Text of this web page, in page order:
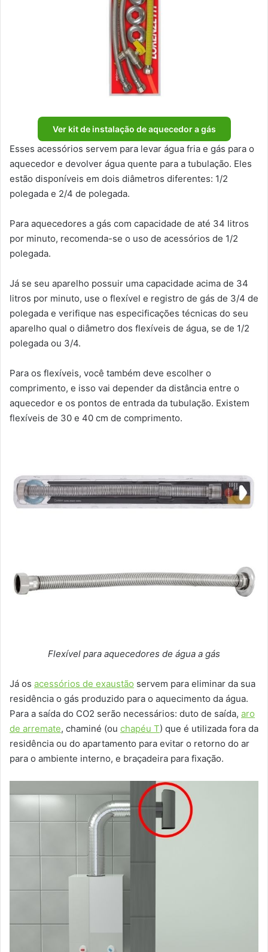
Ver kit de instalação de aquecedor a gás
Esses acessórios servem para levar água fria e gás para o
aquecedor e devolver água quente para a tubulação. Eles
estão disponíveis em dois diâmetros diferentes: 1/2
polegada e 2/4 de polegada.
Para aquecedores a gás com capacidade de até 34 litros
por minuto, recomenda-se o uso de acessórios de 1/2
polegada.
Já se seu aparelho possuir uma capacidade acima de 34
litros por minuto, use o flexível e registro de gás de 3/4 de
polegada e verifique nas especificações técnicas do seu
aparelho qual o diâmetro dos flexíveis de água, se de 1/2
polegada ou 3/4.
Para os flexíveis, você também deve escolher o
comprimento, e isso vai depender da distância entre o
aquecedor e os pontos de entrada da tubulação. Existem
flexíveis de 30 e 40 cm de comprimento.
Flexível para aquecedores de água a gás
Já os acessórios de exaustão servem para eliminar da sua
residência o gás produzido para o aquecimento da água.
Para a saída do CO2 serão necessários: duto de saída, aro
de arremate, chaminé (ou chapéu T) que é utilizada fora da
residência ou do apartamento para evitar o retorno do ar
para o ambiente interno, e braçadeira para fixação.